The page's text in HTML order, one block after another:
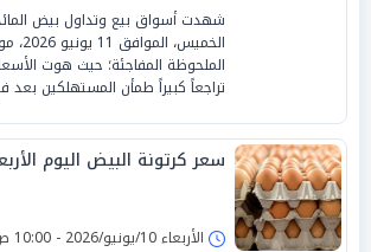
شهدت أسواق بيع وتداول بيض
الملحوظة المفاجئة؛ حيث هوت
تراجعاً كبيراً طمأن المستهلكين بعد
سعر كرتونة البيض اليوم الأربعاء 10/6/
الأربعاء 10/يونيو/2026 - 10:00 ص